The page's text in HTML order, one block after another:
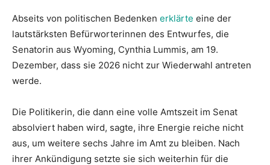
Abseits von politischen Bedenken erklärte eine der
lautstärksten Befürworterinnen des Entwurfes, die
Senatorin aus Wyoming, Cynthia Lummis, am 19.
Dezember, dass sie 2026 nicht zur Wiederwahl antreten
werde.
Die Politikerin, die dann eine volle Amtszeit im Senat
absolviert haben wird, sagte, ihre Energie reiche nicht
aus, um weitere sechs Jahre im Amt zu bleiben. Nach
ihrer Ankündigung setzte sie sich weiterhin für die